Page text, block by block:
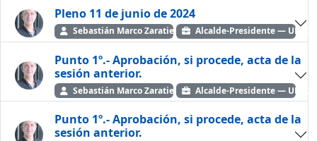
Pleno 11 de junio de 2024
Sebastián Marco Zaratiegui Alcalde-Presidente — UNION
Punto 1º.- Aprobación, si procede, acta de la
sesión anterior.
Sebastián Marco Zaratiegui Alcalde-Presidente — UNION
Punto 1º.- Aprobación, si procede, acta de la
sesión anterior.